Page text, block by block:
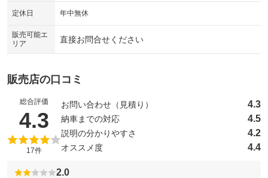
定休日 年中無休
販売可能エ
リア
直接お問合せください
販売店の口コミ
総合評価
4.3 （5点満点中）
17件
お問い合わせ（見積り） 4.3
納車までの対応 4.5
説明の分かりやすさ 4.2
オススメ度 4.4
2.0